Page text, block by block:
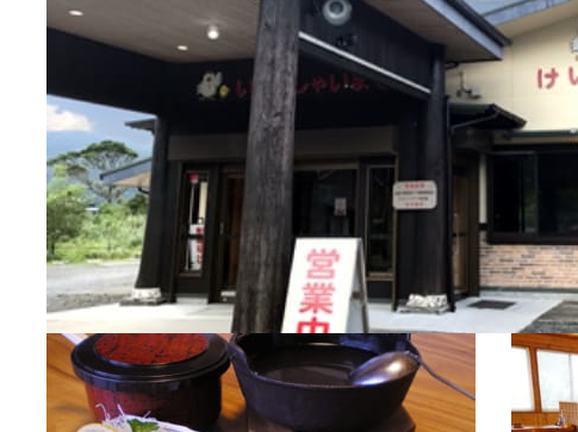
OSAKA MICE 修学旅行
大阪観光局 OSAKA MICE プライバシーポリシー サイトポリシー